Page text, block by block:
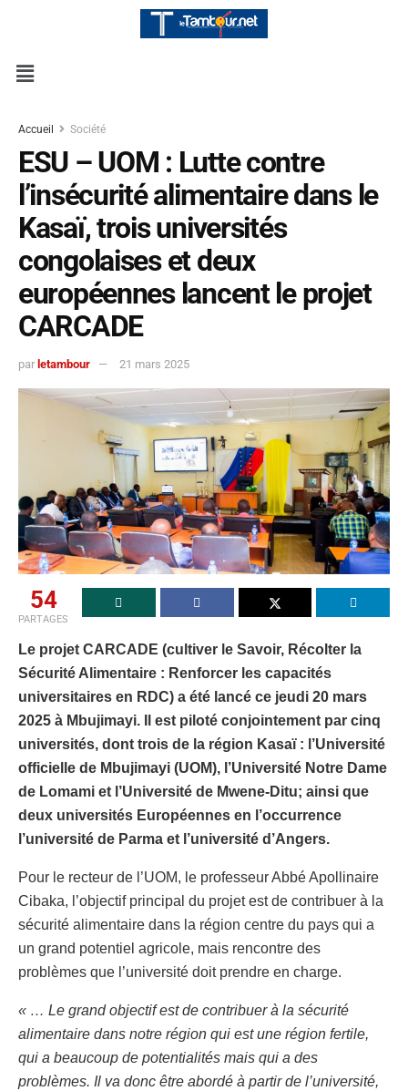
Accueil Société
ESU – UOM : Lutte contre
l’insécurité alimentaire dans le
Kasaï, trois universités
congolaises et deux
européennes lancent le projet
CARCADE
par letambour 21 mars 2025
54
PARTAGES
Le projet CARCADE (cultiver le Savoir, Récolter la
Sécurité Alimentaire : Renforcer les capacités
universitaires en RDC) a été lancé ce jeudi 20 mars
2025 à Mbujimayi. Il est piloté conjointement par cinq
universités, dont trois de la région Kasaï : l’Université
officielle de Mbujimayi (UOM), l’Université Notre Dame
de Lomami et l’Université de Mwene-Ditu; ainsi que
deux universités Européennes en l’occurrence
l’université de Parma et l’université d’Angers.
Pour le recteur de l’UOM, le professeur Abbé Apollinaire
Cibaka, l’objectif principal du projet est de contribuer à la
sécurité alimentaire dans la région centre du pays qui a
un grand potentiel agricole, mais rencontre des
problèmes que l’université doit prendre en charge.
« … Le grand objectif est de contribuer à la sécurité
alimentaire dans notre région qui est une région fertile,
qui a beaucoup de potentialités mais qui a des
problèmes. Il va donc être abordé à partir de l’université,